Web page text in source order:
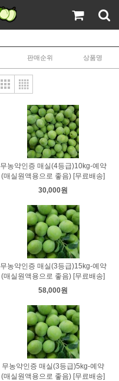
판매순위 상품명
무농약인증 매실(4등급)10kg-예약
(매실원액용으로 좋음) [무료배송]
30,000원
무농약인증 매실(3등급)15kg-예약
(매실원액용으로 좋음) [무료배송]
58,000원
무농약인증 매실(3등급)5kg-예약
(매실원액용으로 좋음) [무료배송]